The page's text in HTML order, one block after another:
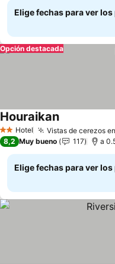
Elige fechas para ver
Opción destacada
2 Estrellas
Hotel Vistas de cerezos
Houraikan
8,2 Muy bueno 117 a
Elige fechas para ver